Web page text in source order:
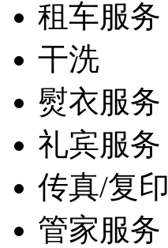
租车服务
干洗
熨衣服务
礼宾服务
传真/复印
管家服务